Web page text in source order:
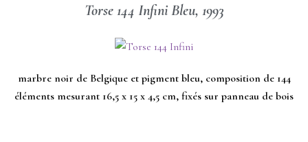
Torse 144 Infini Bleu, 1993
marbre noir de Belgique et pigment bleu, composition de 144
éléments mesurant 16,5 x 15 x 4,5 cm, fixés sur panneau de bois